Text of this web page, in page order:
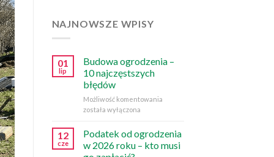
NAJNOWSZE WPISY
01
lip
Budowa ogrodzenia –
10 najczęstszych
błędów
Możliwość komentowaniaBudowa
błędów
została wyłączona
12
cze
Podatek od ogrodzenia
w 2026 roku – kto musi